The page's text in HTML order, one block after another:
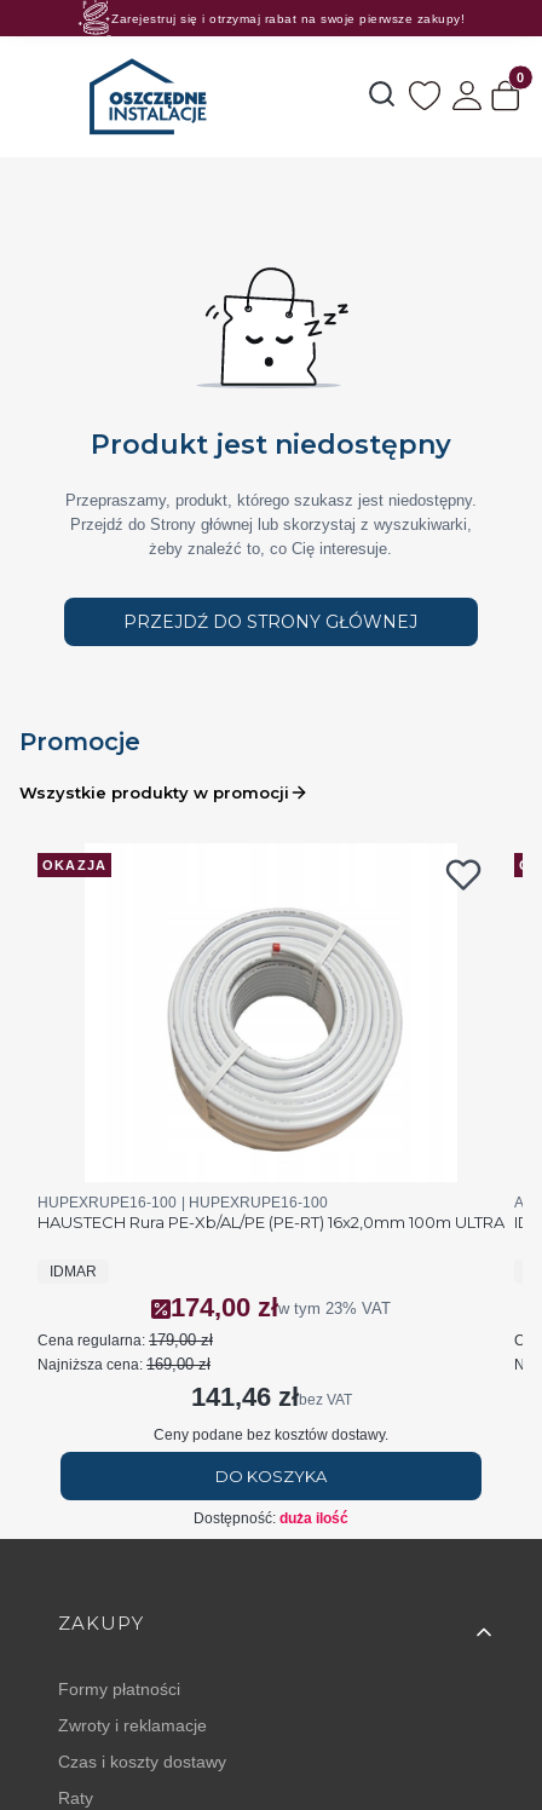
Zarejestruj się i otrzymaj rabat na swoje pierwsze zakupy!
Otwórz wyszukiwarkę
Produkt jest niedostępny
Przepraszamy, produkt, którego szukasz jest niedostępny.
Przejdź do Strony głównej lub skorzystaj z wyszukiwarki,
żeby znaleźć to, co Cię interesuje.
PRZEJDŹ DO STRONY GŁÓWNEJ
Promocje
Wszystkie produkty w promocji
OKAZJA
Kod produktu
HUPEXRUPE16-100 Kod producenta
HUPEXRUPE16-100
HAUSTECH Rura PE-Xb/AL/PE (PE-RT) 16x2,0mm 100m ULTRA
PRODUCENT
IDMAR
Cena promocyjna brutto
174,00 złw tym 23% VAT
Cena regularna: 179,00 zł
Najniższa cena: 169,00 zł
Cena netto
141,46 złbez VAT
Ceny podane bez kosztów dostawy.
DO KOSZYKA
Dostępność: duża ilość
Linki w stopce
ZAKUPY
Formy płatności
Zwroty i reklamacje
Czas i koszty dostawy
Raty